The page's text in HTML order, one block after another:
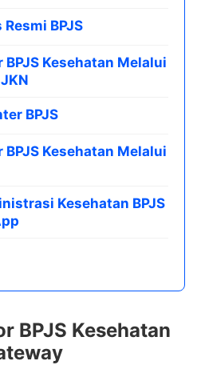
BPJS
BPJS Kesehatan Melalui
BPJS
BPJS Kesehatan Melalui
Kesehatan BPJS
BPJS Kesehatan